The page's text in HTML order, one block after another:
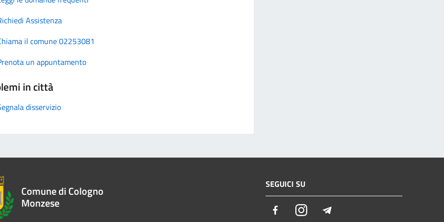
Assistenza
il comune 02253081
un appuntamento
in città
disservizio
Comune di Cologno
Monzese
SEGUICI SU
FacebookInstagram